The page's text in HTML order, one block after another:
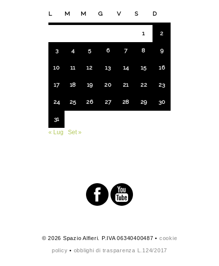
L M M G V S D
1 2
3 4 5 6 7 8 9
10 11 12 13 14 15 16
17 18 19 20 21 22 23
24 25 26 27 28 29 30
31
« Lug
Set »
© 2026 Spazio Alfieri. P.IVA 06340400487 • cookie
policy • obblighi di trasparenza L.124/2017